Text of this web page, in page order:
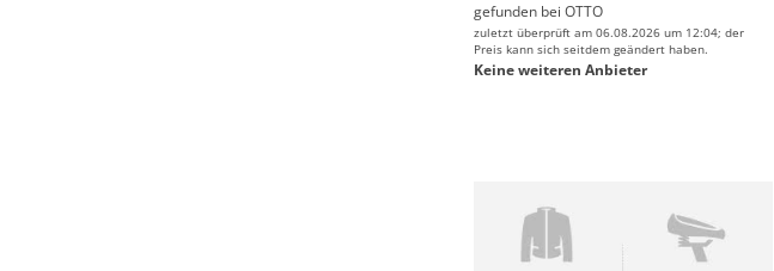
gefunden bei OTTO
zuletzt überprüft am 06.08.2026 um 12:04; der
Preis kann sich seitdem geändert haben.
Keine weiteren Anbieter